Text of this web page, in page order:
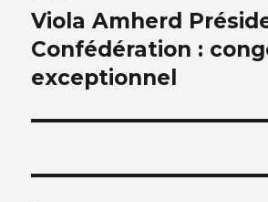
Article
suivant :
Viola Amherd
Confédération :
exceptionnel